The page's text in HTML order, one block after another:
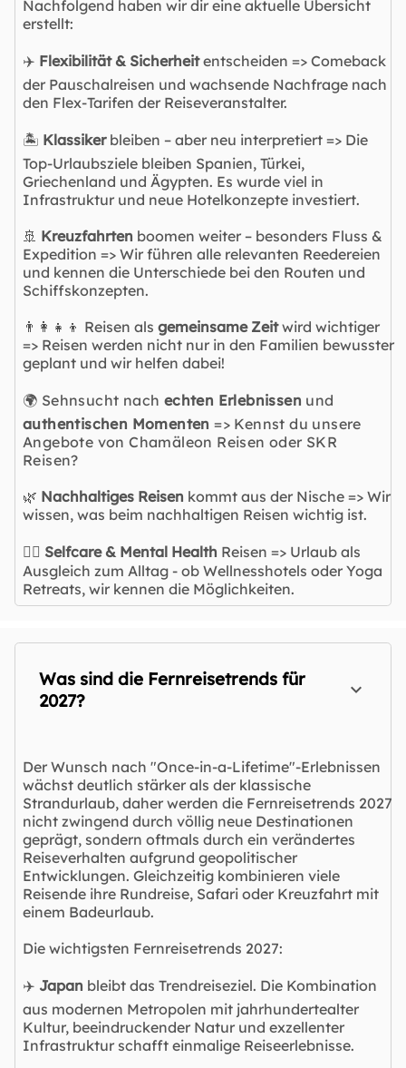
Nachfolgend haben wir dir eine aktuelle Übersicht
erstellt:
✈️ Flexibilität & Sicherheitentscheiden => Comeback
der Pauschalreisen und wachsende Nachfrage nach
den Flex-Tarifen der Reiseveranstalter.
🏝️ Klassiker bleiben – aber neu interpretiert => Die
Top-Urlaubsziele bleiben Spanien, Türkei,
Griechenland und Ägypten. Es wurde viel in
Infrastruktur und neue Hotelkonzepte investiert.
🚢 Kreuzfahrten boomen weiter – besonders Fluss &
Expedition => Wir führen alle relevanten Reedereien
und kennen die Unterschiede bei den Routen und
Schiffskonzepten.
👨‍👩‍👧‍👦 Reisen als gemeinsame Zeitwird wichtiger
=> Reisen werden nicht nur in den Familien bewusster
geplant und wir helfen dabei!
🌍 Sehnsucht nach echten Erlebnissen und
authentischen Momenten => Kennst du unsere
Angebote von Chamäleon Reisen oder SKR
Reisen?
🌿 Nachhaltiges Reisen kommt aus der Nische => Wir
wissen, was beim nachhaltigen Reisen wichtig ist.
🧘‍♀️ Selfcare & Mental Health Reisen => Urlaub als
Ausgleich zum Alltag - ob Wellnesshotels oder Yoga
Retreats, wir kennen die Möglichkeiten.
Was sind die Fernreisetrends für
2027?
Der Wunsch nach "Once-in-a-Lifetime"-Erlebnissen
wächst deutlich stärker als der klassische
Strandurlaub, daher werden die Fernreisetrends 2027
nicht zwingend durch völlig neue Destinationen
geprägt, sondern oftmals durch ein verändertes
Reiseverhalten aufgrund geopolitischer
Entwicklungen. Gleichzeitig kombinieren viele
Reisende ihre Rundreise, Safari oder Kreuzfahrt mit
einem Badeurlaub.
Die wichtigsten Fernreisetrends 2027:
✈️ Japan bleibt das Trendreiseziel. Die Kombination
aus modernen Metropolen mit jahrhundertealter
Kultur, beeindruckender Natur und exzellenter
Infrastruktur schafft einmalige Reiseerlebnisse.